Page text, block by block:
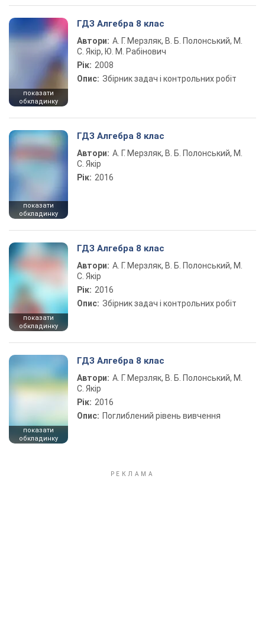
показати
обкладинку
ГДЗ Алгебра 8 клас
Автори: А. Г. Мерзляк, В. Б. Полонський, М.
С. Якір, Ю. М. Рабінович
Рік: 2008
Опис: Збірник задач і контрольних робіт
показати
обкладинку
ГДЗ Алгебра 8 клас
Автори: А. Г. Мерзляк, В. Б. Полонський, М.
С. Якір
Рік: 2016
показати
обкладинку
ГДЗ Алгебра 8 клас
Автори: А. Г. Мерзляк, В. Б. Полонський, М.
С. Якір
Рік: 2016
Опис: Збірник задач і контрольних робіт
показати
обкладинку
ГДЗ Алгебра 8 клас
Автори: А. Г. Мерзляк, В. Б. Полонський, М.
С. Якір
Рік: 2016
Опис: Поглиблений рівень вивчення